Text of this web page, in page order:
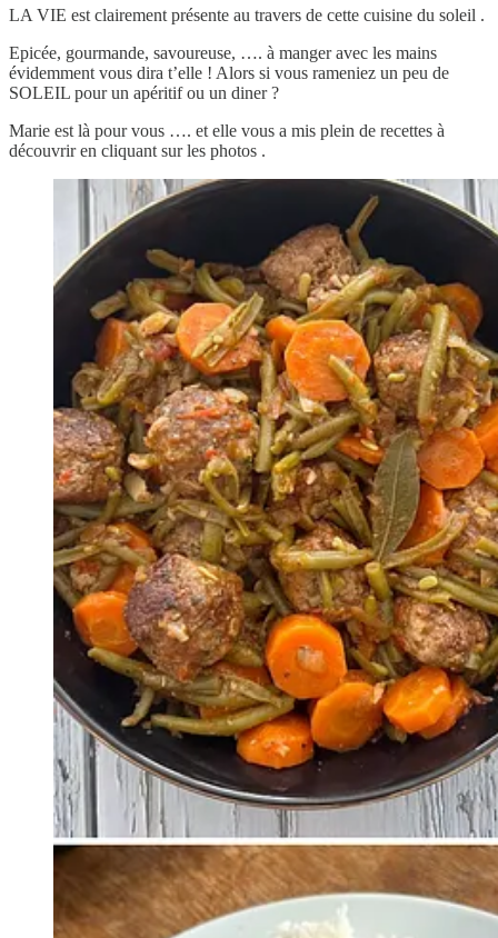
LA VIE est clairement présente au travers de cette cuisine du soleil .
Epicée, gourmande, savoureuse, …. à manger avec les mains
évidemment vous dira t’elle ! Alors si vous rameniez un peu de
SOLEIL pour un apéritif ou un diner ?
Marie est là pour vous …. et elle vous a mis plein de recettes à
découvrir en cliquant sur les photos .